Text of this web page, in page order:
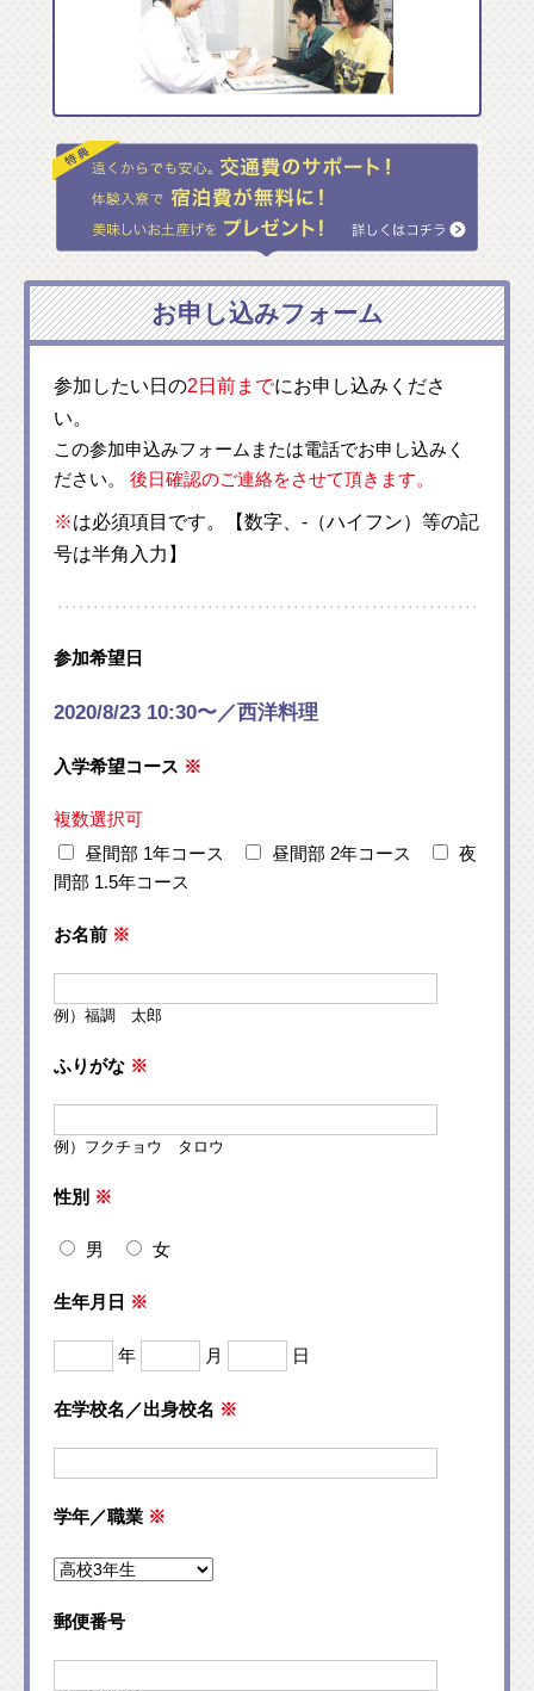
お申し込みフォーム
参加したい日の2日前までにお申し込みくださ
い。
この参加申込みフォームまたは電話でお申し込みく
ださい。 後日確認のご連絡をさせて頂きます。
※は必須項目です。【数字、-（ハイフン）等の記
号は半角入力】
参加希望日
2020/8/23 10:30〜／西洋料理
入学希望コース ※
複数選択可
昼間部 1年コース
昼間部 2年コース
夜
間部 1.5年コース
お名前 ※
例）福調 太郎
ふりがな ※
例）フクチョウ タロウ
性別 ※
男 女
生年月日 ※
年 月 日
在学校名／出身校名 ※
学年／職業 ※
郵便番号